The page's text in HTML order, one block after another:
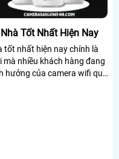
Tốt Nhất Hiện Nay
tốt nhất hiện nay chính là
mà nhiều khách hàng đang